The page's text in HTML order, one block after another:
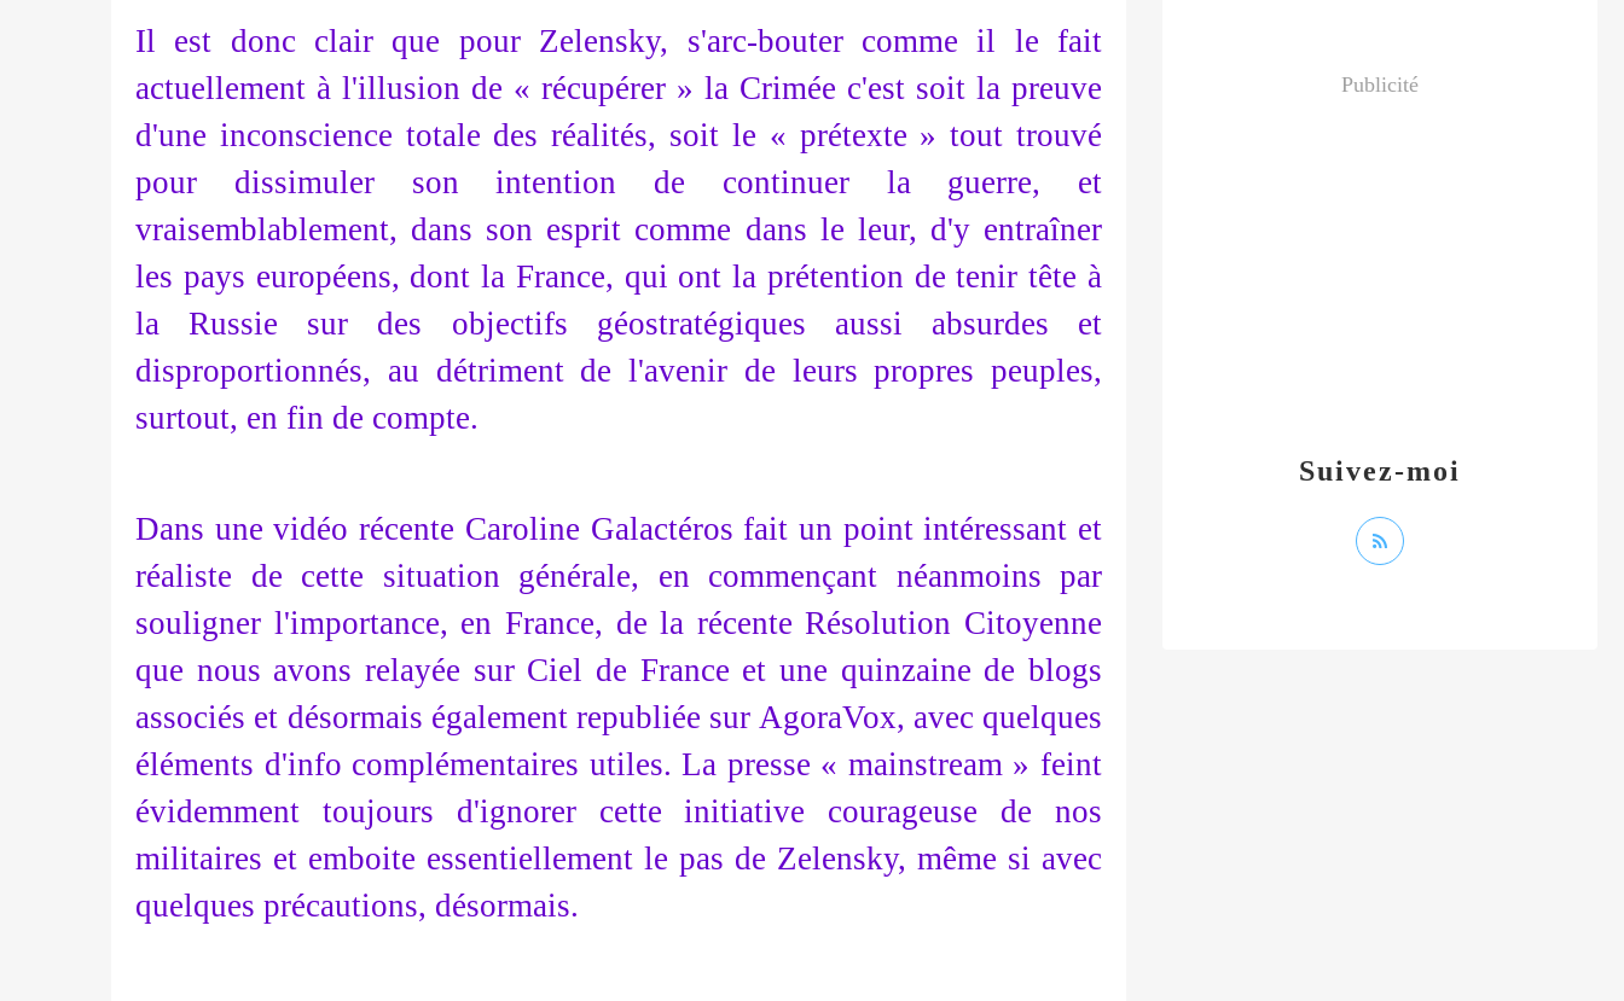
Il est donc clair que pour Zelensky, s'arc-bouter comme il le fait
actuellement à l'illusion de « récupérer » la Crimée c'est soit la preuve
d'une inconscience totale des réalités, soit le « prétexte » tout trouvé
pour dissimuler son intention de continuer la guerre, et
vraisemblablement, dans son esprit comme dans le leur, d'y entraîner
les pays européens, dont la France, qui ont la prétention de tenir tête à
la Russie sur des objectifs géostratégiques aussi absurdes et
disproportionnés, au détriment de l'avenir de leurs propres peuples,
surtout, en fin de compte.
Dans une vidéo récente Caroline Galactéros fait un point intéressant et
réaliste de cette situation générale, en commençant néanmoins par
souligner l'importance, en France, de la récente Résolution Citoyenne
que nous avons relayée sur Ciel de France et une quinzaine de blogs
associés et désormais également republiée sur AgoraVox, avec quelques
éléments d'info complémentaires utiles. La presse « mainstream » feint
évidemment toujours d'ignorer cette initiative courageuse de nos
militaires et emboite essentiellement le pas de Zelensky, même si avec
quelques précautions, désormais.
Suivez-moi
Publicité